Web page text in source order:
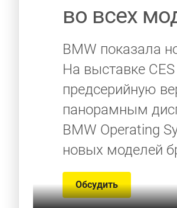
во всех
BMW показала
На выставке
предсерийную
панорамным
BMW Operating
новых моделей
Обсудить